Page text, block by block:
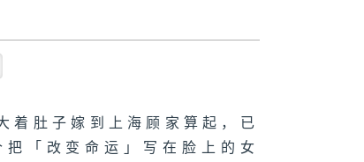
着肚子嫁到上海顾家算起，已
「改变命运」写在脸上的女